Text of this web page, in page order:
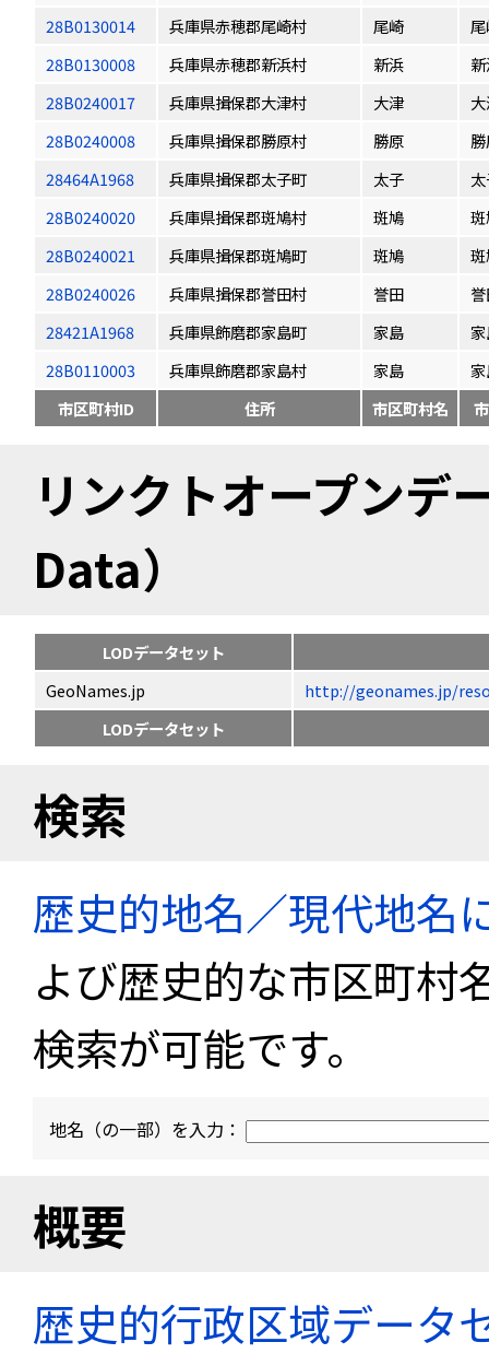
28B0130014
兵庫県赤穂郡尾崎村 尾崎
28B0130008
兵庫県赤穂郡新浜村 新浜
28B0240017
兵庫県揖保郡大津村 大津
28B0240008
兵庫県揖保郡勝原村 勝原
28464A1968
兵庫県揖保郡太子町 太子
28B0240020
兵庫県揖保郡斑鳩村 斑鳩
28B0240021
兵庫県揖保郡斑鳩町 斑鳩
28B0240026
兵庫県揖保郡誉田村 誉田
28421A1968
兵庫県飾磨郡家島町 家島
28B0110003
兵庫県飾磨郡家島村 家島
市区町村ID
住所 市区町村名
リンクトオープン
Data）
LODデータセット
GeoNames.jp
http://geonames.jp/
LODデータセット
検索
歴史的地名／現代地名
よび歴史的な市区町村
検索が可能です。
地名（の一部）を入力：
概要
歴史的行政区域データ